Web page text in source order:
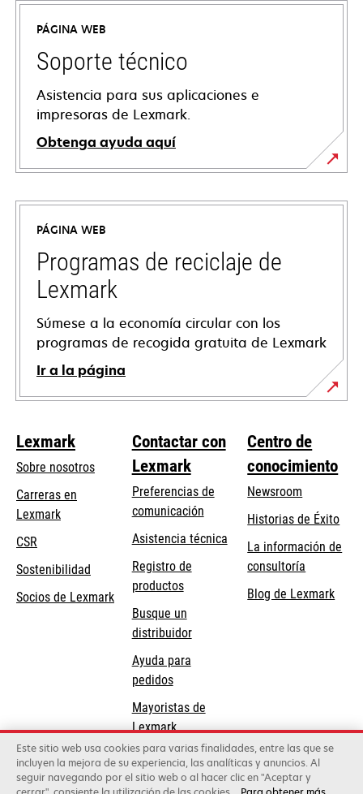
PÁGINA WEB
Soporte técnico
Asistencia para sus aplicaciones e
impresoras de Lexmark.
Obtenga ayuda aquí
se
abre
una
pestaña
nueva
PÁGINA WEB
Programas de reciclaje de
Lexmark
Súmese a la economía circular con los
programas de recogida gratuita de Lexmark
Ir a la página
Lexmark
Sobre nosotros
Carreras en
Lexmark
CSR
Sostenibilidad
Socios de Lexmark
Contactar con
Lexmark
Preferencias de
comunicación
se
abre
en
una
pestaña
nueva
Asistencia técnicase
abre
Registro de
productos
Busque un
distribuidor
Ayuda para
pedidos
Mayoristas de
Lexmark
Centro de
conocimiento
Newsroom
Historias de Éxito
La información de
consultoría
Blog de Lexmark
Lexmark International, Inc., una compañía de Xerox
©2026 Todos los derechos reservados.
Este sitio web usa cookies para varias finalidades, entre las que se
incluyen la mejora de su experiencia, las analíticas y anuncios. Al
seguir navegando por el sitio web o al hacer clic en "Aceptar y